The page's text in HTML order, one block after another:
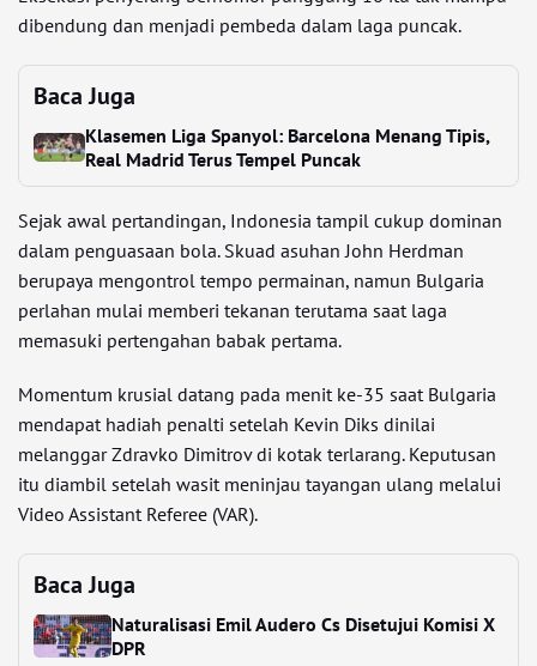
dibendung dan menjadi pembeda dalam laga puncak.
Baca Juga
Klasemen Liga Spanyol: Barcelona Menang Tipis,
Real Madrid Terus Tempel Puncak
Sejak awal pertandingan, Indonesia tampil cukup dominan
dalam penguasaan bola. Skuad asuhan John Herdman
berupaya mengontrol tempo permainan, namun Bulgaria
perlahan mulai memberi tekanan terutama saat laga
memasuki pertengahan babak pertama.
Momentum krusial datang pada menit ke-35 saat Bulgaria
mendapat hadiah penalti setelah Kevin Diks dinilai
melanggar Zdravko Dimitrov di kotak terlarang. Keputusan
itu diambil setelah wasit meninjau tayangan ulang melalui
Video Assistant Referee (VAR).
Baca Juga
Naturalisasi Emil Audero Cs Disetujui Komisi X
DPR